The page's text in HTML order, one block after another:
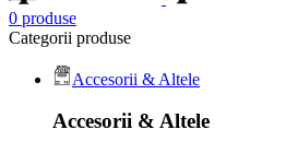
0 produse
Categorii produse
Accesorii & Altele
Accesorii & Altele